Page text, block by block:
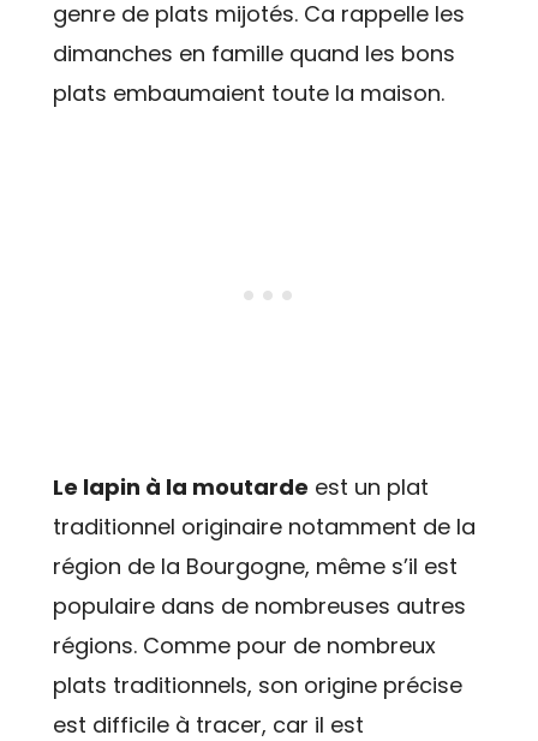
genre de plats mijotés. Ca rappelle les
dimanches en famille quand les bons
plats embaumaient toute la maison.
Le lapin à la moutarde est un plat
traditionnel originaire notamment de la
région de la Bourgogne, même s’il est
populaire dans de nombreuses autres
régions. Comme pour de nombreux
plats traditionnels, son origine précise
est difficile à tracer, car il est